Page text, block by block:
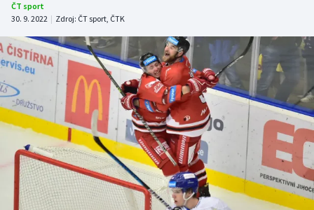
Atletika
Cyklistika
DALŠÍ SPORTY
Americký fotbal
Baseball a softbal
Basketbal
NEPŘEHLÉDNĚTE
Soutěže
Historické návraty
ČT sport
30. 9. 2022 | Zdroj: ČT sport, ČTK